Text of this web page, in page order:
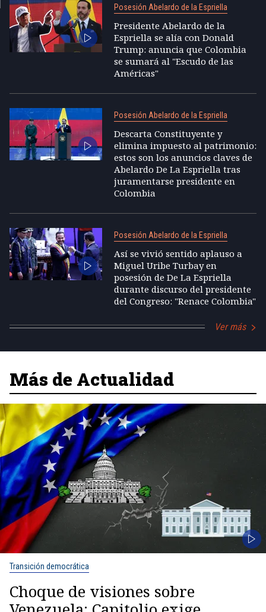
Posesión Abelardo de la Espriella
Presidente Abelardo de la
Espriella se alía con Donald
Trump: anuncia que Colombia
se sumará al "Escudo de las
Américas"
Posesión Abelardo de la Espriella
Descarta Constituyente y
elimina impuesto al patrimonio:
estos son los anuncios claves de
Abelardo De La Espriella tras
juramentarse presidente en
Colombia
Posesión Abelardo de la Espriella
Así se vivió sentido aplauso a
Miguel Uribe Turbay en
posesión de De La Espriella
durante discurso del presidente
del Congreso: "Renace Colombia"
Ver más
Más de Actualidad
Transición democrática
Choque de visiones sobre